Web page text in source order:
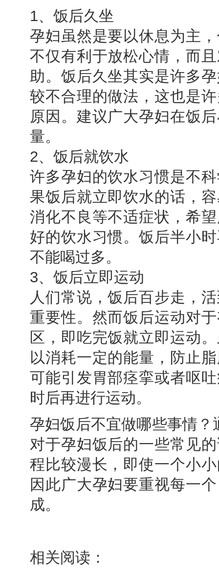
1、饭后久坐
孕妇虽然是要以休息为主
不仅有利于放松心情，而
助。饭后久坐其实是许多
较不合理的做法，这也是
原因。建议广大孕妇在饭
量。
2、饭后就饮水
许多孕妇的饮水习惯是不
果饭后就立即饮水的话，
消化不良等不适症状，希
好的饮水习惯。饭后半小
不能喝过多。
3、饭后立即运动
人们常说，饭后百步走，
重要性。然而饭后运动对
区，即吃完饭就立即运动
以消耗一定的能量，防止
可能引发胃部痉挛或者呕
时后再进行运动。
孕妇饭后不宜做哪些事情？
对于孕妇饭后的一些常见
程比较漫长，即使一个小
因此广大孕妇要重视每一
成。
相关阅读：